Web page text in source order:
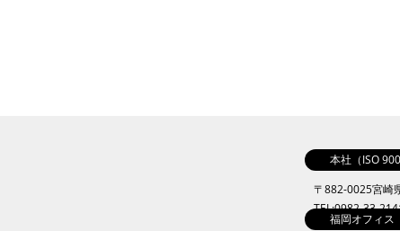
本社（ISO
〒882-0025宮崎
TEL:0982-33-
福岡オフィス